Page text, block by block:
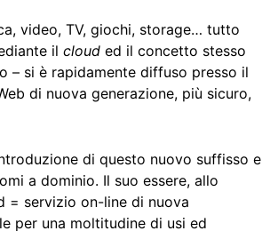
video, TV, giochi, storage… tutto
il cloud ed il concetto stesso
– si è rapidamente diffuso presso il
di nuova generazione, più sicuro,
di questo nuovo suffisso e
a dominio. Il suo essere, allo
= servizio on-line di nuova
per una moltitudine di usi ed